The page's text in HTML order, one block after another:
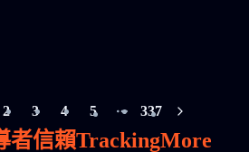
2 3 4 5
More pages
337
者信賴TrackingMore